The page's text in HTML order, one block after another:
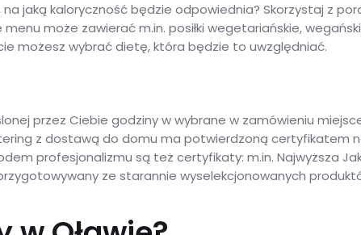
jaką kaloryczność będzie odpowiednia? Skorzystaj z
może zawierać m.in. posiłki wegetariańskie,
możesz wybrać dietę, która będzie to uwzględniać.
przez Ciebie godziny w wybrane w zamówieniu
z dostawą do domu ma potwierdzoną certyfikatem
profesjonalizmu są też certyfikaty: m.in. Najwyższa
ze starannie wyselekcjonowanych